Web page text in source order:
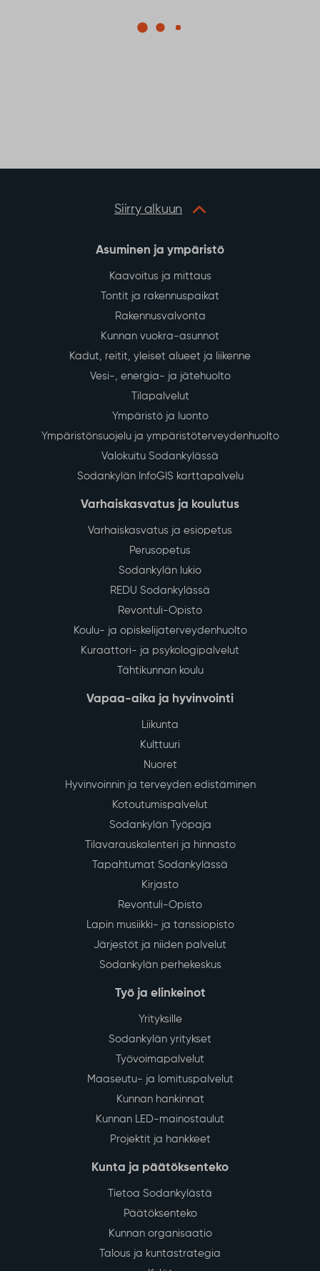
Siirry alkuun
Asuminen ja ympäristö
Kaavoitus ja mittaus
Tontit ja rakennuspaikat
Rakennusvalvonta
Kunnan vuokra-asunnot
Kadut, reitit, yleiset alueet ja liikenne
Vesi-, energia- ja jätehuolto
Tilapalvelut
Ympäristö ja luonto
Ympäristönsuojelu ja ympäristöterveydenhuolto
Valokuitu Sodankylässä
Sodankylän InfoGIS karttapalvelu
Varhaiskasvatus ja koulutus
Varhaiskasvatus ja esiopetus
Perusopetus
Sodankylän lukio
REDU Sodankylässä
Revontuli-Opisto
Koulu- ja opiskelijaterveydenhuolto
Kuraattori- ja psykologipalvelut
Tähtikunnan koulu
Vapaa-aika ja hyvinvointi
Liikunta
Kulttuuri
Nuoret
Hyvinvoinnin ja terveyden edistäminen
Kotoutumispalvelut
Sodankylän Työpaja
Tilavarauskalenteri ja hinnasto
Tapahtumat Sodankylässä
Kirjasto
Revontuli-Opisto
Lapin musiikki- ja tanssiopisto
Järjestöt ja niiden palvelut
Sodankylän perhekeskus
Työ ja elinkeinot
Yrityksille
Sodankylän yritykset
Työvoimapalvelut
Maaseutu- ja lomituspalvelut
Kunnan hankinnat
Kunnan LED-mainostaulut
Projektit ja hankkeet
Kunta ja päätöksenteko
Tietoa Sodankylästä
Päätöksenteko
Kunnan organisaatio
Talous ja kuntastrategia